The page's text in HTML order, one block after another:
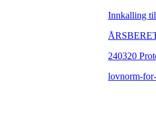
Innkalling
240320
lovnorm-